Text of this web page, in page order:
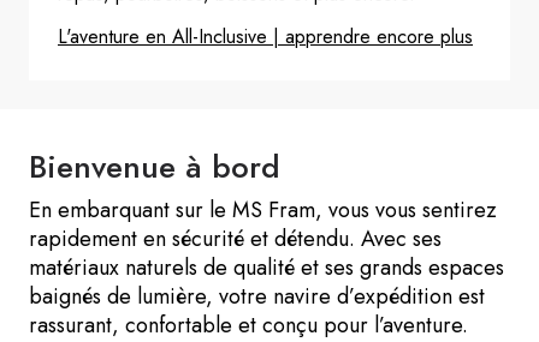
L'aventure en All-Inclusive | apprendre encore plus
Bienvenue à bord
En embarquant sur le MS Fram, vous vous sentirez
rapidement en sécurité et détendu. Avec ses
matériaux naturels de qualité et ses grands espaces
baignés de lumière, votre navire d’expédition est
rassurant, confortable et conçu pour l’aventure.